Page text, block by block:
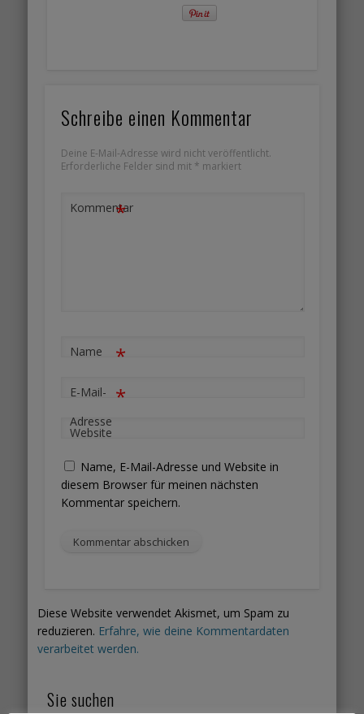
Schreibe einen Kommentar
Deine E-Mail-Adresse wird nicht veröffentlicht.
Erforderliche Felder sind mit * markiert
Kommentar
*
Name *
E-Mail-
Adresse
*
Website
Name, E-Mail-Adresse und Website in
diesem Browser für meinen nächsten
Kommentar speichern.
Diese Website verwendet Akismet, um Spam zu
reduzieren. Erfahre, wie deine Kommentardaten
verarbeitet werden.
Sie suchen